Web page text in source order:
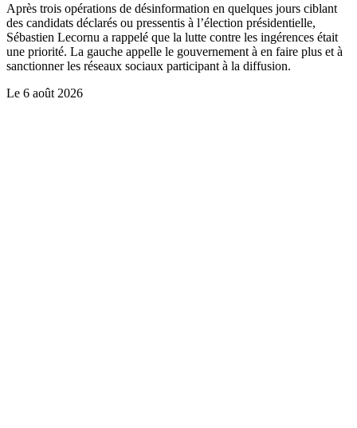
Après trois opérations de désinformation en quelques jours ciblant
des candidats déclarés ou pressentis à l’élection présidentielle,
Sébastien Lecornu a rappelé que la lutte contre les ingérences était
une priorité. La gauche appelle le gouvernement à en faire plus et à
sanctionner les réseaux sociaux participant à la diffusion.
Le 6 août 2026